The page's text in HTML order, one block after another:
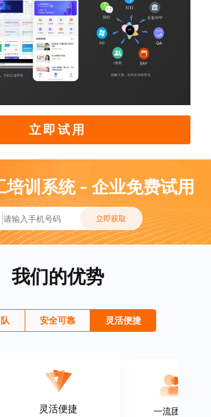
立即试用
培训系统 - 企业免费试用
立即获取
我们的优势
安全可靠 灵活便捷
灵活便捷 一流团队